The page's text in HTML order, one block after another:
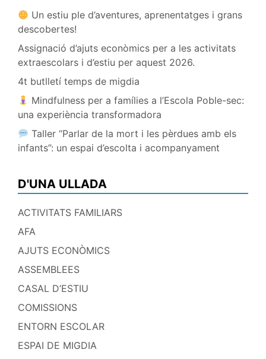
Un estiu ple d’aventures, aprenentatges i grans
descobertes!
Assignació d’ajuts econòmics per a les activitats
extraescolars i d’estiu per aquest 2026.
4t butlletí temps de migdia
Mindfulness per a famílies a l’Escola Poble-sec:
una experiència transformadora
Taller “Parlar de la mort i les pèrdues amb els
infants”: un espai d’escolta i acompanyament
D'UNA ULLADA
ACTIVITATS FAMILIARS
AFA
AJUTS ECONÒMICS
ASSEMBLEES
CASAL D’ESTIU
COMISSIONS
ENTORN ESCOLAR
ESPAI DE MIGDIA